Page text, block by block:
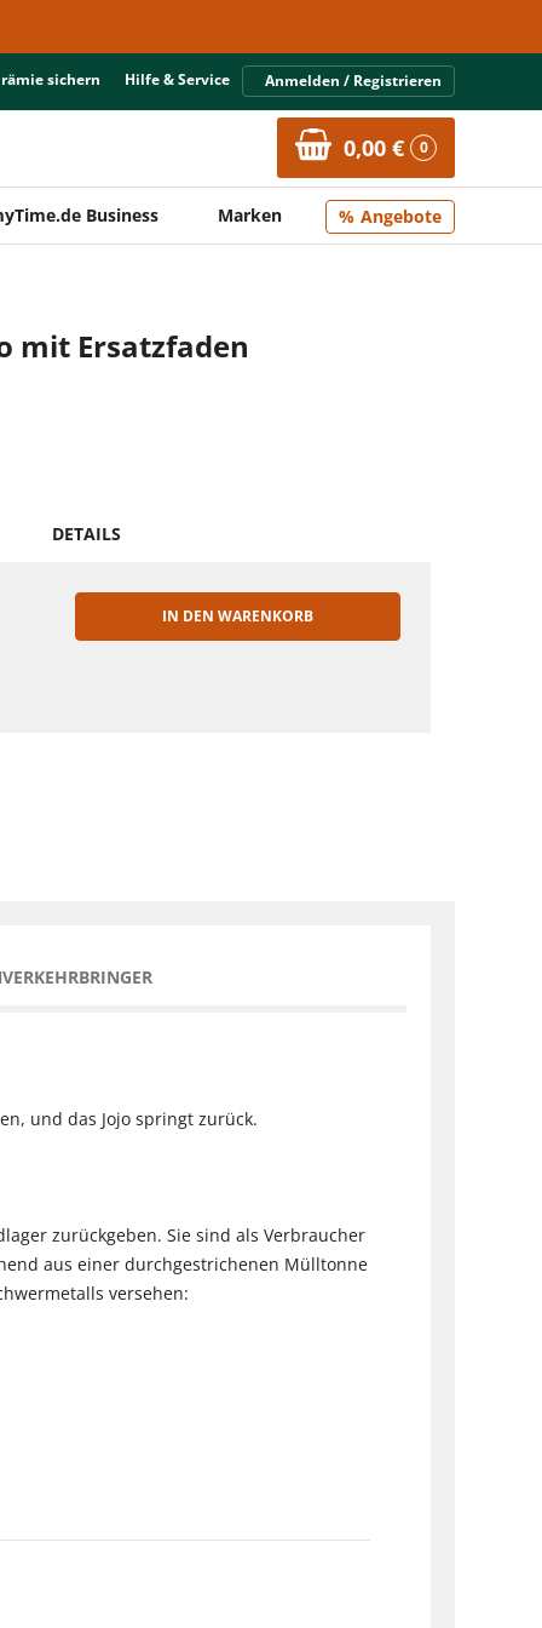
sichern Hilfe & Service Anmelden / Registrieren
0,00 € 0
Business Marken Angebote
mit Ersatzfaden
DETAILS
IN DEN WARENKORB
und das Jojo springt zurück.
zurückgeben. Sie sind als Verbraucher
aus einer durchgestrichenen Mülltonne
versehen: